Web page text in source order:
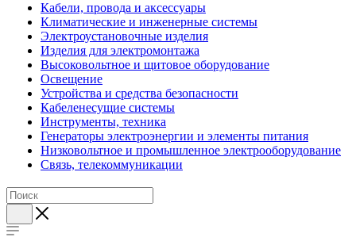
Кабели, провода и аксессуары
Климатические и инженерные системы
Электроустановочные изделия
Изделия для электромонтажа
Высоковольтное и щитовое оборудование
Освещение
Устройства и средства безопасности
Кабеленесущие системы
Инструменты, техника
Генераторы электроэнергии и элементы питания
Низковольтное и промышленное электрооборудование
Связь, телекоммуникации